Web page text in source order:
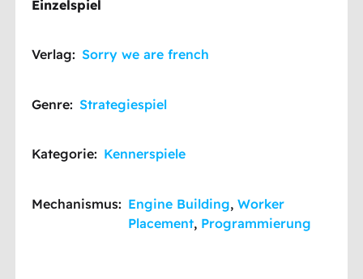
Einzelspiel
Verlag: Sorry we are french
Genre: Strategiespiel
Kategorie: Kennerspiele
Mechanismus: Engine Building,Worker
Placement, Programmierung